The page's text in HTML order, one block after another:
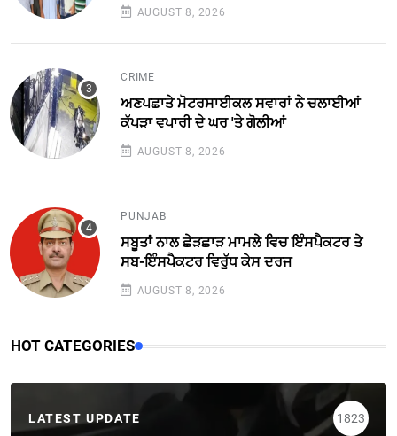
AUGUST 8, 2026
CRIME
ਅਣਪਛਾਤੇ ਮੋਟਰਸਾਈਕਲ ਸਵਾਰਾਂ ਨੇ ਚਲਾਈਆਂ
ਕੱਪੜਾ ਵਪਾਰੀ ਦੇ ਘਰ 'ਤੇ ਗੋਲੀਆਂ
AUGUST 8, 2026
PUNJAB
ਸਬੂਤਾਂ ਨਾਲ ਛੇੜਛਾੜ ਮਾਮਲੇ ਵਿਚ ਇੰਸਪੈਕਟਰ ਤੇ
ਸਬ-ਇੰਸਪੈਕਟਰ ਵਿਰੁੱਧ ਕੇਸ ਦਰਜ
AUGUST 8, 2026
HOT CATEGORIES
LATEST UPDATE 1823